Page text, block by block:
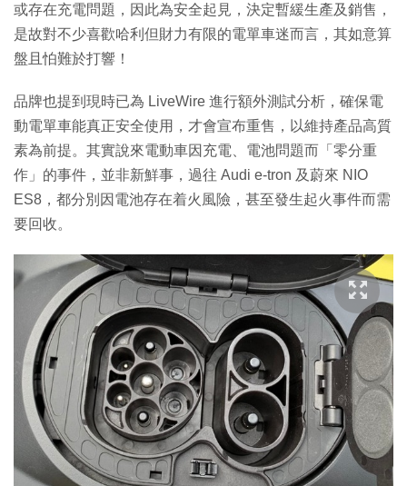
或存在充電問題，因此為安全起見，決定暫緩生產及銷售，
是故對不少喜歡哈利但財力有限的電單車迷而言，其如意算
盤且怕難於打響！
品牌也提到現時已為 LiveWire 進行額外測試分析，確保電
動電單車能真正安全使用，才會宣布重售，以維持產品高質
素為前提。其實說來電動車因充電、電池問題而「零分重
作」的事件，並非新鮮事，過往 Audi e-tron 及蔚來 NIO
ES8，都分別因電池存在着火風險，甚至發生起火事件而需
要回收。